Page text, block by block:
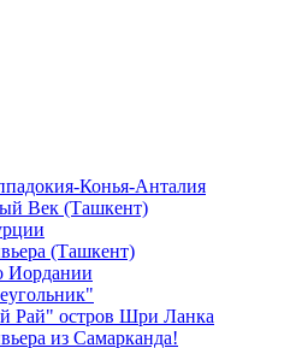
Конья-Анталия
Век (Ташкент)
(Ташкент)
Иордании
Рай" остров Шри Ланка
из Самарканда!